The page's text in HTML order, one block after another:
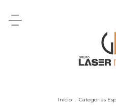
Início . Categorias